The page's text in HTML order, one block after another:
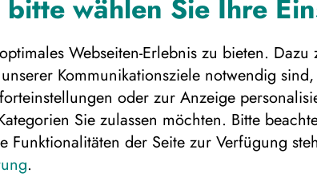
wählen Sie Ihre
Webseiten-Erlebnis zu bieten.
Kommunikationsziele notwendig
oder zur Anzeige
Sie zulassen möchten. Bitte
der Seite zur Verfügung
.